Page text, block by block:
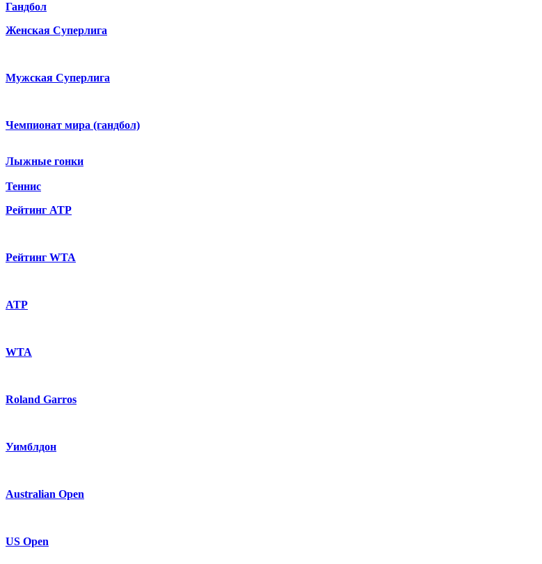
Гандбол
Женская Суперлига
Мужская Суперлига
Чемпионат мира (гандбол)
Лыжные гонки
Теннис
Рейтинг ATP
Рейтинг WTA
ATP
WTA
Roland Garros
Уимблдон
Australian Open
US Open